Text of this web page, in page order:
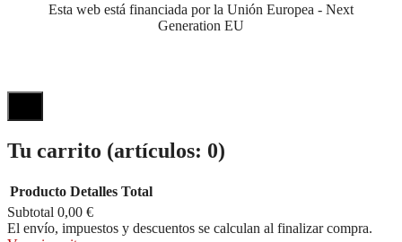
Esta web está financiada por la Unión Europea - Next
Generation EU
Tu carrito (artículos: 0)
Productos
Producto Detalles Total
Subtotal 0,00 €
El envío, impuestos y descuentos se calculan al finalizar compra.